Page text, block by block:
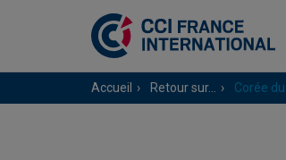
Accueil Retour sur... Corée